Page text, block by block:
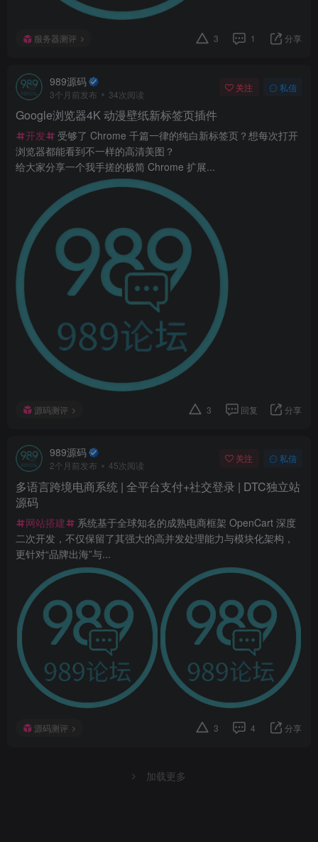
服务器测评 3 1 分享
989源码
3个月前发布 34次阅读
关注 私信
Google浏览器4K 动漫壁纸新标签页插件
开发
受够了 Chrome 千篇一律的纯白新标签页？想每次打开
浏览器都能看到不一样的高清美图？
给大家分享一个我手搓的极简 Chrome 扩展...
源码测评 3 回复 分享
989源码
2个月前发布 45次阅读
关注 私信
多语言跨境电商系统 | 全平台支付+社交登录 | DTC独立站
源码
网站搭建
系统基于全球知名的成熟电商框架 OpenCart 深度
二次开发，不仅保留了其强大的高并发处理能力与模块化架构，
更针对“品牌出海”与...
源码测评 3 4 分享
加载更多